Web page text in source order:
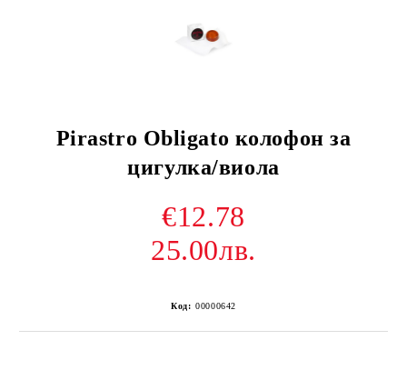
Pirastro Obligato колофон за
цигулка/виола
€12.78
25.00лв.
Код: 00000642